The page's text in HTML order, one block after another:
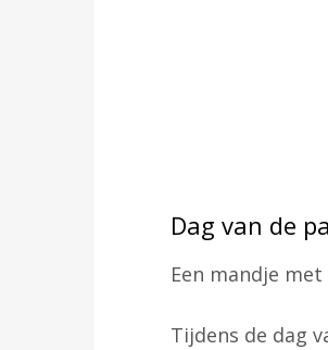
Dag van de
Een mandje
Tijdens de dag